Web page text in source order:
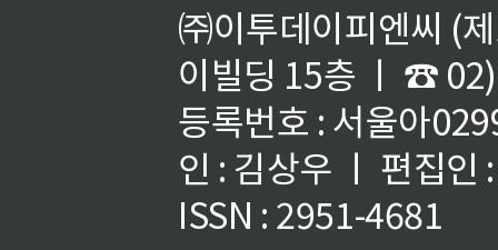
㈜이투데이피엔씨 (
이빌딩 15층 ㅣ ☎
등록번호 : 서울아
인 : 김상우 ㅣ 편집인
ISSN : 2951-4681